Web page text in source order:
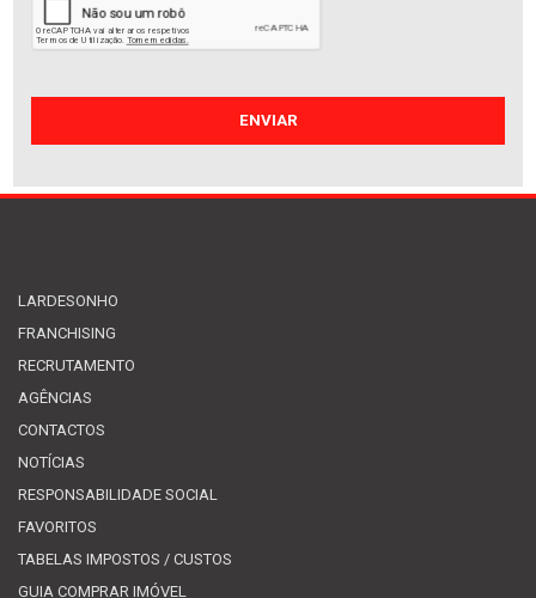
LARDESONHO
FRANCHISING
RECRUTAMENTO
AGÊNCIAS
CONTACTOS
NOTÍCIAS
RESPONSABILIDADE SOCIAL
FAVORITOS
TABELAS IMPOSTOS / CUSTOS
GUIA COMPRAR IMÓVEL